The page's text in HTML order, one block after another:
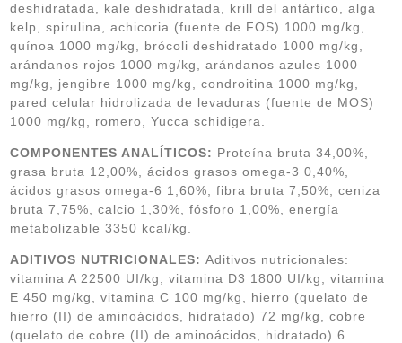
deshidratada, kale deshidratada, krill del antártico, alga
kelp, spirulina, achicoria (fuente de FOS) 1000 mg/kg,
quínoa 1000 mg/kg, brócoli deshidratado 1000 mg/kg,
arándanos rojos 1000 mg/kg, arándanos azules 1000
mg/kg, jengibre 1000 mg/kg, condroitina 1000 mg/kg,
pared celular hidrolizada de levaduras (fuente de MOS)
1000 mg/kg, romero, Yucca schidigera.
COMPONENTES ANALÍTICOS: Proteína bruta 34,00%,
grasa bruta 12,00%, ácidos grasos omega-3 0,40%,
ácidos grasos omega-6 1,60%, fibra bruta 7,50%, ceniza
bruta 7,75%, calcio 1,30%, fósforo 1,00%, energía
metabolizable 3350 kcal/kg.
ADITIVOS NUTRICIONALES: Aditivos nutricionales:
vitamina A 22500 UI/kg, vitamina D3 1800 UI/kg, vitamina
E 450 mg/kg, vitamina C 100 mg/kg, hierro (quelato de
hierro (II) de aminoácidos, hidratado) 72 mg/kg, cobre
(quelato de cobre (II) de aminoácidos, hidratado) 6